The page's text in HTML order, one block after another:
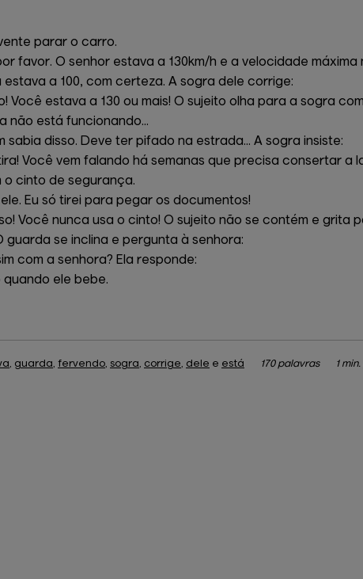
parar o carro.
favor. O senhor estava a 130km/h e a velocidade máxima
estava a 100, com certeza. A sogra dele corrige:
Você estava a 130 ou mais! O sujeito olha para a sogra
não está funcionando...
sabia disso. Deve ter pifado na estrada... A sogra insiste:
Você vem falando há semanas que precisa consertar
o cinto de segurança.
Eu só tirei para pegar os documentos!
Você nunca usa o cinto! O sujeito não se contém e grita
guarda se inclina e pergunta à senhora:
com a senhora? Ela responde:
quando ele bebe.
, guarda, fervendo, sogra, corrige, dele e está 170 palavras 1